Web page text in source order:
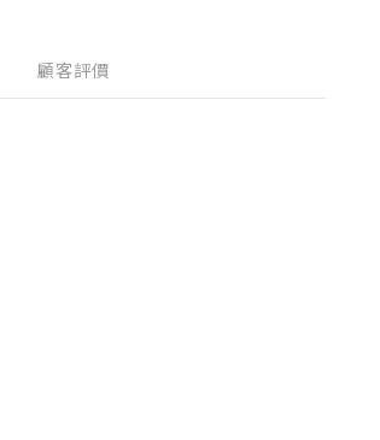
顧客評價